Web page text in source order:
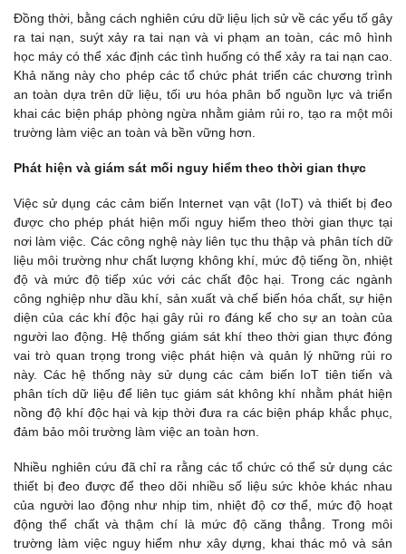
Đồng thời, bằng cách nghiên cứu dữ liệu lịch sử về các yếu tố gây
ra tai nạn, suýt xảy ra tai nạn và vi phạm an toàn, các mô hình
học máy có thể xác định các tình huống có thể xảy ra tai nạn cao.
Khả năng này cho phép các tổ chức phát triển các chương trình
an toàn dựa trên dữ liệu, tối ưu hóa phân bổ nguồn lực và triển
khai các biện pháp phòng ngừa nhằm giảm rủi ro, tạo ra một môi
trường làm việc an toàn và bền vững hơn.
Phát hiện và giám sát mối nguy hiểm theo thời gian thực
Việc sử dụng các cảm biến Internet vạn vật (IoT) và thiết bị đeo
được cho phép phát hiện mối nguy hiểm theo thời gian thực tại
nơi làm việc. Các công nghệ này liên tục thu thập và phân tích dữ
liệu môi trường như chất lượng không khí, mức độ tiếng ồn, nhiệt
độ và mức độ tiếp xúc với các chất độc hại. Trong các ngành
công nghiệp như dầu khí, sản xuất và chế biến hóa chất, sự hiện
diện của các khí độc hại gây rủi ro đáng kể cho sự an toàn của
người lao động. Hệ thống giám sát khí theo thời gian thực đóng
vai trò quan trọng trong việc phát hiện và quản lý những rủi ro
này. Các hệ thống này sử dụng các cảm biến IoT tiên tiến và
phân tích dữ liệu để liên tục giám sát không khí nhằm phát hiện
nồng độ khí độc hại và kịp thời đưa ra các biện pháp khắc phục,
đảm bảo môi trường làm việc an toàn hơn.
Nhiều nghiên cứu đã chỉ ra rằng các tổ chức có thể sử dụng các
thiết bị đeo được để theo dõi nhiều số liệu sức khỏe khác nhau
của người lao động như nhịp tim, nhiệt độ cơ thể, mức độ hoạt
động thể chất và thậm chí là mức độ căng thẳng. Trong môi
trường làm việc nguy hiểm như xây dựng, khai thác mỏ và sản